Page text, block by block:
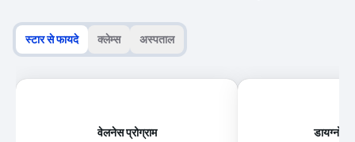
स्टार से फायदे क्लेम्स अस्पताल
वेलनेस प्रोग्राम